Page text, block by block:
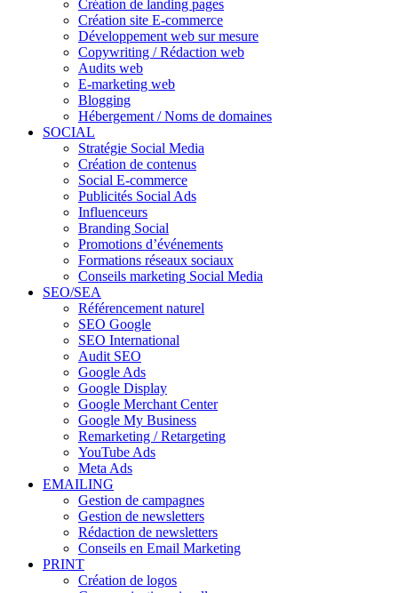
Création de landing pages
Création site E-commerce
Développement web sur mesure
Copywriting / Rédaction web
Audits web
E-marketing web
Blogging
Hébergement / Noms de domaines
SOCIAL
Stratégie Social Media
Création de contenus
Social E-commerce
Publicités Social Ads
Influenceurs
Branding Social
Promotions d’événements
Formations réseaux sociaux
Conseils marketing Social Media
SEO/SEA
Référencement naturel
SEO Google
SEO International
Audit SEO
Google Ads
Google Display
Google Merchant Center
Google My Business
Remarketing / Retargeting
YouTube Ads
Meta Ads
EMAILING
Gestion de campagnes
Gestion de newsletters
Rédaction de newsletters
Conseils en Email Marketing
PRINT
Création de logos